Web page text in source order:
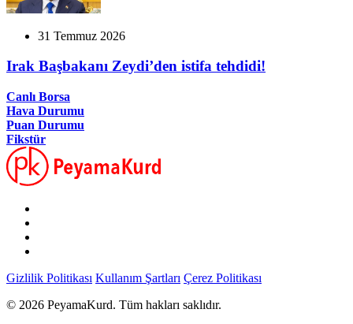
31 Temmuz 2026
Irak Başbakanı Zeydi’den istifa tehdidi!
Canlı Borsa
Hava Durumu
Puan Durumu
Fikstür
Gizlilik Politikası Kullanım Şartları Çerez Politikası
© 2026 PeyamaKurd. Tüm hakları saklıdır.